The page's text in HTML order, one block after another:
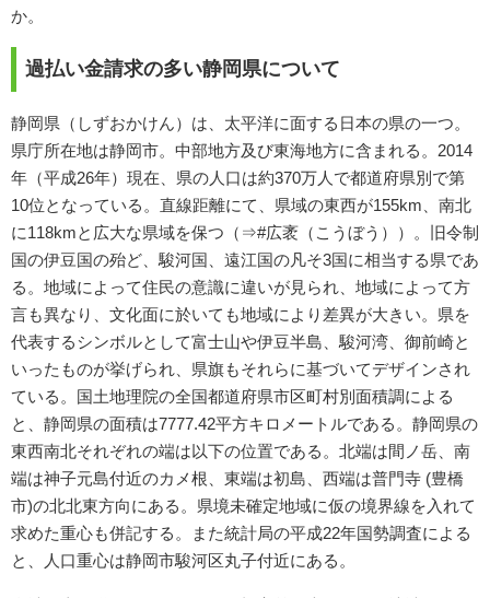
か。
過払い金請求の多い静岡県について
静岡県（しずおかけん）は、太平洋に面する日本の県の一つ。
県庁所在地は静岡市。中部地方及び東海地方に含まれる。2014
年（平成26年）現在、県の人口は約370万人で都道府県別で第
10位となっている。直線距離にて、県域の東西が155km、南北
に118kmと広大な県域を保つ（⇒#広袤（こうぼう））。旧令制
国の伊豆国の殆ど、駿河国、遠江国の凡そ3国に相当する県であ
る。地域によって住民の意識に違いが見られ、地域によって方
言も異なり、文化面に於いても地域により差異が大きい。県を
代表するシンボルとして富士山や伊豆半島、駿河湾、御前崎と
いったものが挙げられ、県旗もそれらに基づいてデザインされ
ている。国土地理院の全国都道府県市区町村別面積調による
と、静岡県の面積は7777.42平方キロメートルである。静岡県の
東西南北それぞれの端は以下の位置である。北端は間ノ岳、南
端は神子元島付近のカメ根、東端は初島、西端は普門寺 (豊橋
市)の北北東方向にある。県境未確定地域に仮の境界線を入れて
求めた重心も併記する。また統計局の平成22年国勢調査による
と、人口重心は静岡市駿河区丸子付近にある。